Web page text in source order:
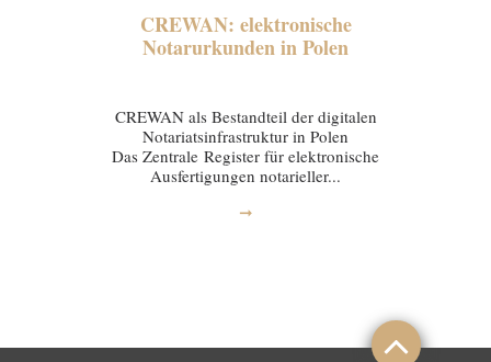
CREWAN: elektronische
Notarurkunden in Polen
CREWAN als Bestandteil der digitalen
Notariatsinfrastruktur in Polen
Das Zentrale Register für elektronische
Ausfertigungen notarieller...
➞